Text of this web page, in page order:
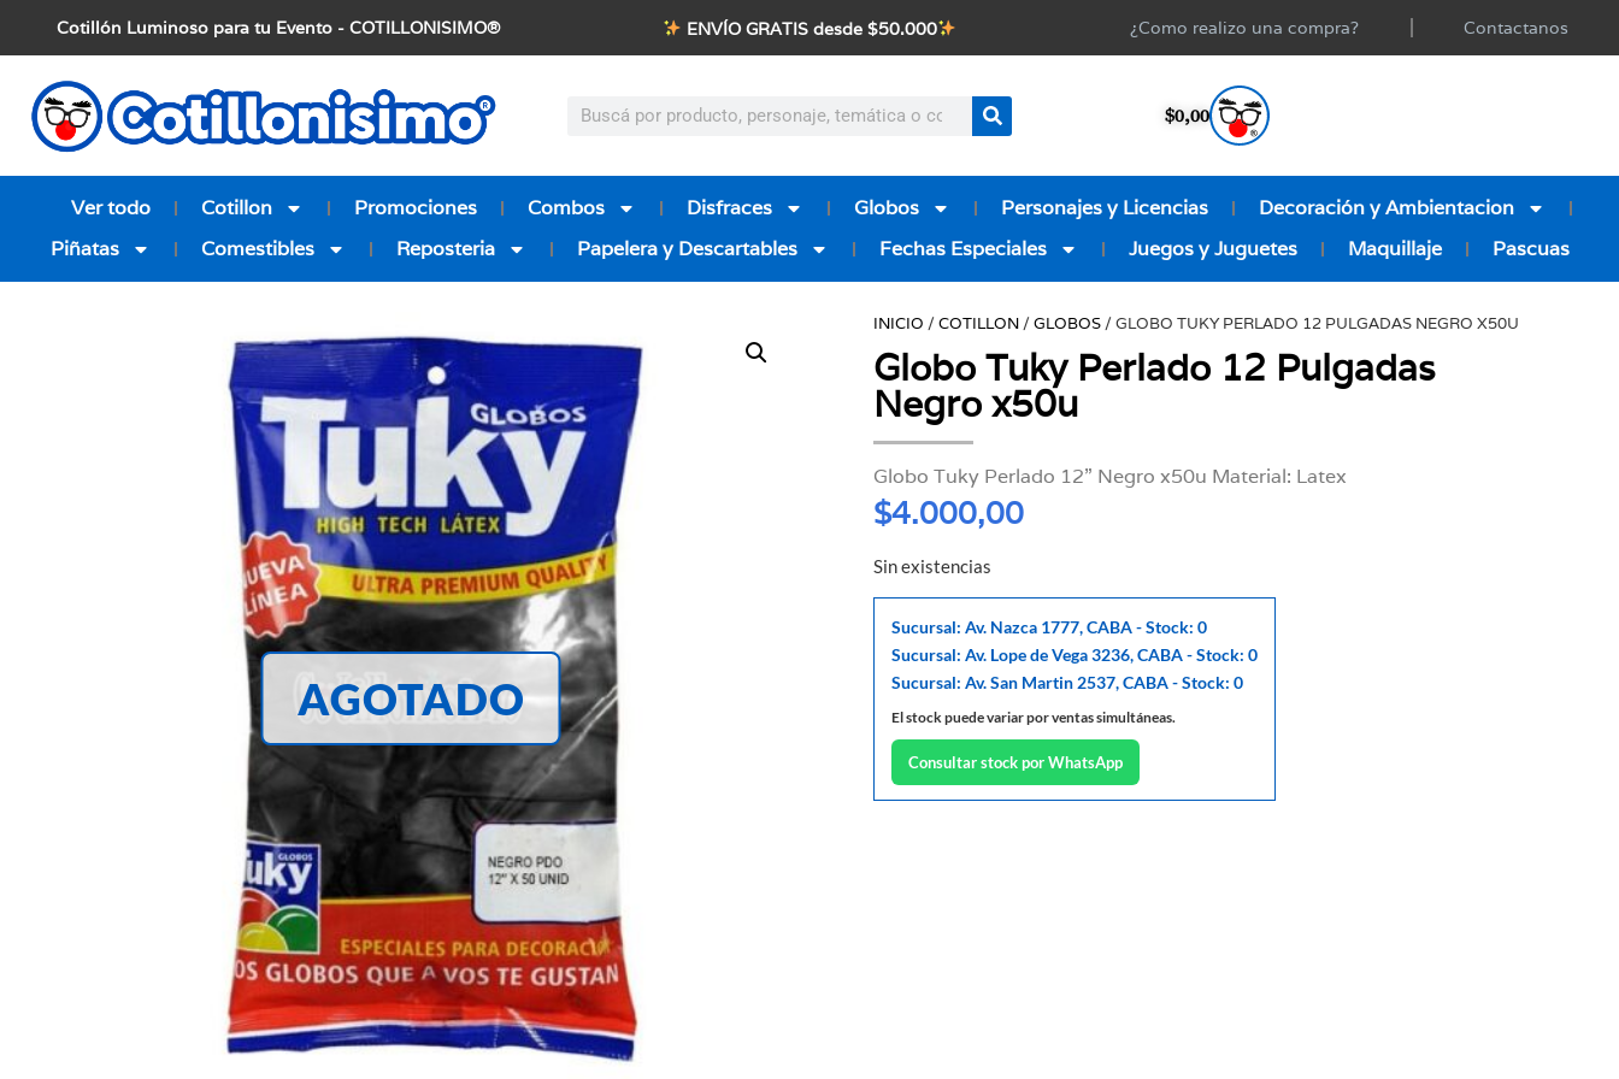
Cotillón Luminoso para tu Evento - COTILLONISIMO® ENVÍO GRATIS desde $50.000 ¿Como realizo una compra? Contactanos
$0,00
Ver todo Cotillon Promociones Combos Disfraces Globos Personajes y Licencias
Decoración y Ambientacion
Piñatas
Comestibles Reposteria Papelera y Descartables Fechas Especiales Juegos y Juguetes Maquillaje Pascuas
AGOTADO
INICIO /COTILLON/GLOBOS/ GLOBO TUKY PERLADO 12 PULGADAS NEGRO X50U
Globo Tuky Perlado 12 Pulgadas
Negro x50u
Globo Tuky Perlado 12” Negro x50u Material: Latex
$4.000,00
Sin existencias
Sucursal: Av. Nazca 1777, CABA - Stock: 0
Sucursal: Av. Lope de Vega 3236, CABA - Stock: 0
Sucursal: Av. San Martin 2537, CABA - Stock: 0
El stock puede variar por ventas simultáneas.
Consultar stock por WhatsApp